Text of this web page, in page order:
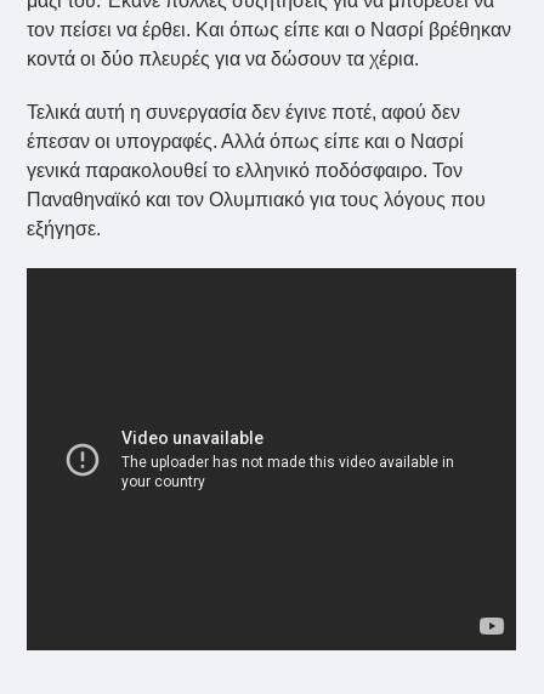
τον πείσει να έρθει. Και όπως είπε και ο Νασρί βρέθηκαν
κοντά οι δύο πλευρές για να δώσουν τα χέρια.
Τελικά αυτή η συνεργασία δεν έγινε ποτέ, αφού δεν
έπεσαν οι υπογραφές. Αλλά όπως είπε και ο Νασρί
γενικά παρακολουθεί το ελληνικό ποδόσφαιρο. Τον
Παναθηναϊκό και τον Ολυμπιακό για τους λόγους που
εξήγησε.